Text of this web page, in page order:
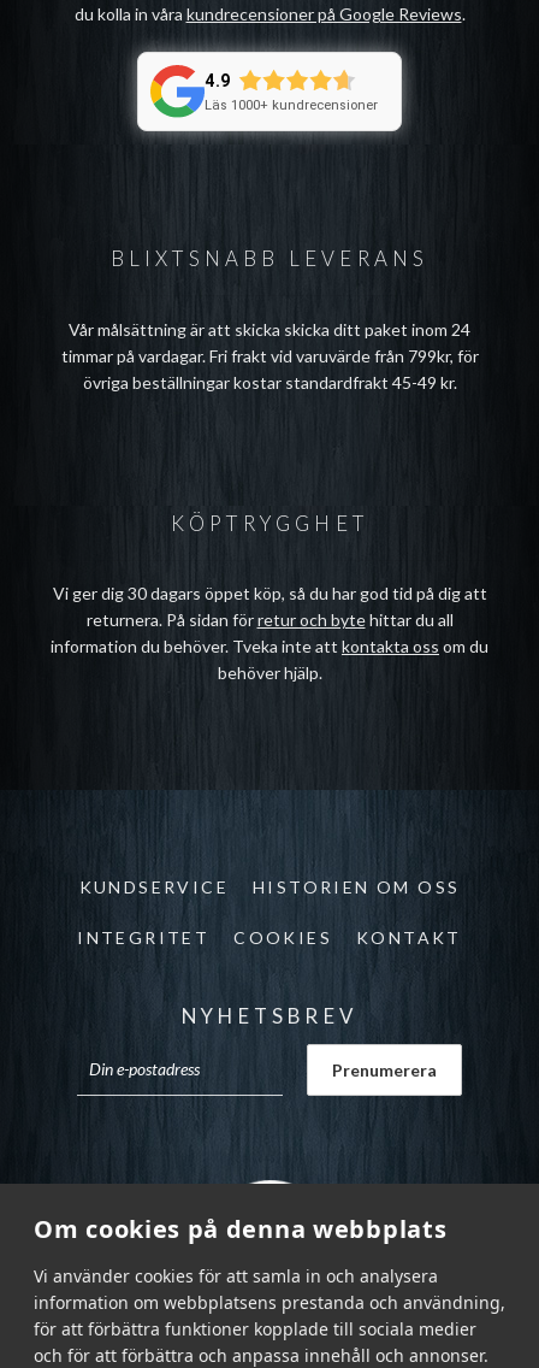
Om cookies på denna webbplats
Vi använder cookies för att samla in och analysera
information om webbplatsens prestanda och användning,
för att förbättra funktioner kopplade till sociala medier
och för att förbättra och anpassa innehåll och annonser.
BLIXTSNABB LEVERANS
Vår målsättning är att skicka skicka ditt paket inom 24
timmar på vardagar. Fri frakt vid varuvärde från 799kr, för
övriga beställningar kostar standardfrakt 45-49 kr.
du kolla in våra kundrecensioner på Google Reviews.
4.9
Läs 1000+ kundrecensioner
KÖPTRYGGHET
Vi ger dig 30 dagars öppet köp, så du har god tid på dig att
returnera. På sidan förretur och bytehittar du all
information du behöver. Tveka inte att kontakta oss om du
behöver hjälp.
KUNDSERVICE HISTORIEN OM OSS
INTEGRITET COOKIES KONTAKT
NYHETSBREV